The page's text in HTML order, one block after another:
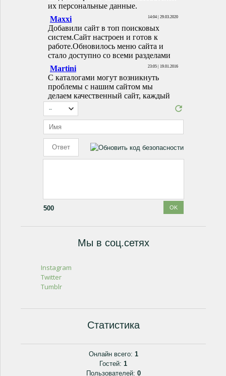
500
Мы в соц.сетях
Instagram
Twitter
Tumblr
Статистика
Онлайн всего: 1
Гостей: 1
Пользователей: 0